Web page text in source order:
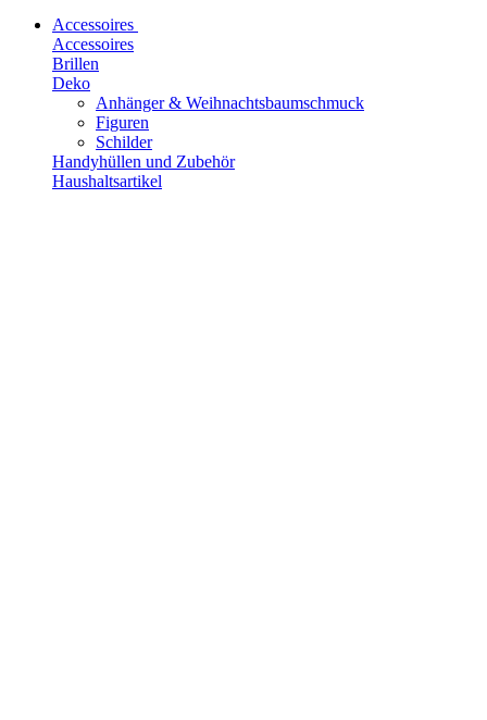
Accessoires
Accessoires
Brillen
Deko
Anhänger & Weihnachtsbaumschmuck
Figuren
Schilder
Handyhüllen und Zubehör
Haushaltsartikel